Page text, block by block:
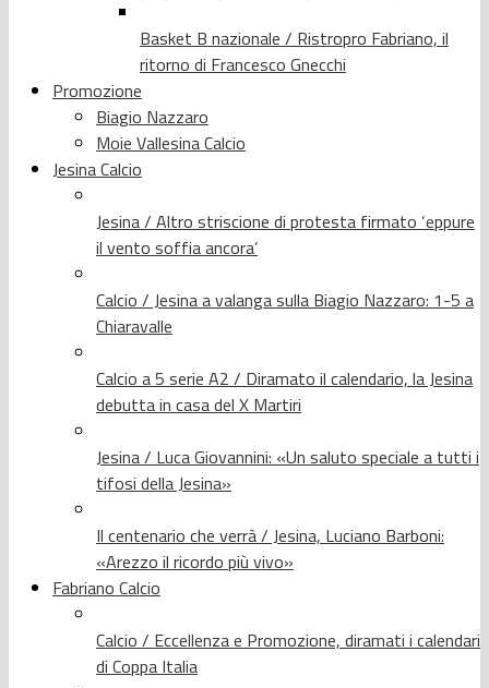
Basket B nazionale / Ristropro Fabriano, il
ritorno di Francesco Gnecchi
Promozione
Biagio Nazzaro
Moie Vallesina Calcio
Jesina Calcio
Jesina / Altro striscione di protesta firmato ‘eppure
il vento soffia ancora’
Calcio / Jesina a valanga sulla Biagio Nazzaro: 1-5 a
Chiaravalle
Calcio a 5 serie A2 / Diramato il calendario, la Jesina
debutta in casa del X Martiri
Jesina / Luca Giovannini: «Un saluto speciale a tutti i
tifosi della Jesina»
Il centenario che verrà / Jesina, Luciano Barboni:
«Arezzo il ricordo più vivo»
Fabriano Calcio
Calcio / Eccellenza e Promozione, diramati i calendari
di Coppa Italia